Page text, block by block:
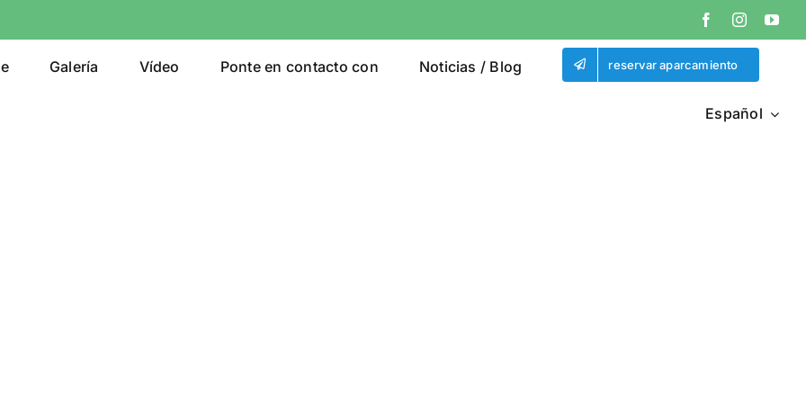
Galería Vídeo Ponte en contacto con Noticias / Blog reservar aparcamiento
Español